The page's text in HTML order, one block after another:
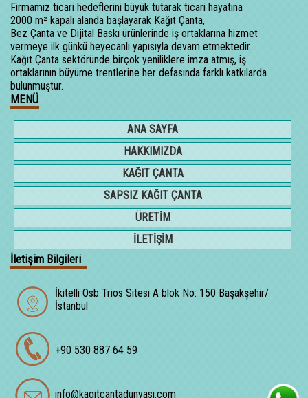
Firmamız ticari hedeflerini büyük tutarak ticari hayatına
2000 m² kapalı alanda başlayarak Kağıt Çanta,
Bez Çanta ve Dijital Baskı ürünlerinde iş ortaklarına hizmet
vermeye ilk günkü heyecanlı yapısıyla devam etmektedir.
Kağıt Çanta sektöründe birçok yeniliklere imza atmış, iş
ortaklarının büyüme trentlerine her defasında farklı katkılarda
bulunmuştur.
MENÜ
ANA SAYFA
HAKKIMIZDA
KAĞIT ÇANTA
SAPSIZ KAĞIT ÇANTA
ÜRETİM
İLETİŞİM
İletişim Bilgileri
İkitelli Osb Trios Sitesi A blok No: 150 Başakşehir/
İstanbul
+90 530 887 64 59
info@kagitcantadunyasi.com